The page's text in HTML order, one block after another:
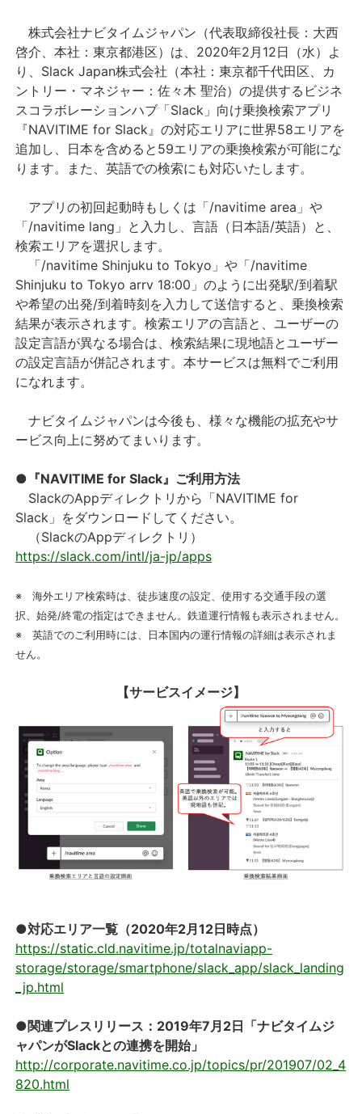
採用情報
English
株式会社ナビタイムジャパン（代表取締役社長：大西
啓介、本社：東京都港区）は、2020年2月12日（水）よ
り、Slack Japan株式会社（本社：東京都千代田区、カ
ントリー・マネジャー：佐々木 聖治）の提供するビジネ
スコラボレーションハブ「Slack」向け乗換検索アプリ
『NAVITIME for Slack』の対応エリアに世界58エリアを
追加し、日本を含めると59エリアの乗換検索が可能にな
ります。また、英語での検索にも対応いたします。
アプリの初回起動時もしくは「/navitime area」や
「/navitime lang」と入力し、言語（日本語/英語）と、
検索エリアを選択します。
「/navitime Shinjuku to Tokyo」や「/navitime
Shinjuku to Tokyo arrv 18:00」のように出発駅/到着駅
や希望の出発/到着時刻を入力して送信すると、乗換検索
結果が表示されます。検索エリアの言語と、ユーザーの
設定言語が異なる場合は、検索結果に現地語とユーザー
の設定言語が併記されます。本サービスは無料でご利用
になれます。
ナビタイムジャパンは今後も、様々な機能の拡充やサ
ービス向上に努めてまいります。
●『NAVITIME for Slack』ご利用方法
SlackのAppディレクトリから「NAVITIME for
Slack」をダウンロードしてください。
（SlackのAppディレクトリ）
https://slack.com/intl/ja-jp/apps
※ 海外エリア検索時は、徒歩速度の設定、使用する交通手段の選
択、始発/終電の指定はできません。鉄道運行情報も表示されません。
※ 英語でのご利用時には、日本国内の運行情報の詳細は表示されま
せん。
【サービスイメージ】
●対応エリア一覧（2020年2月12日時点）
https://static.cld.navitime.jp/totalnaviapp-
storage/storage/smartphone/slack_app/slack_landing
_jp.html
●関連プレスリリース：2019年7月2日「ナビタイムジ
ャパンがSlackとの連携を開始」
http://corporate.navitime.co.jp/topics/pr/201907/02_4
820.html